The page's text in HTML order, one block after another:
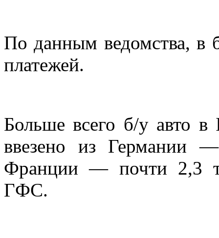
По данным ведомства, в
платежей.
Больше всего б/у авто в
ввезено из Германии
Франции — почти 2,3
ГФС.